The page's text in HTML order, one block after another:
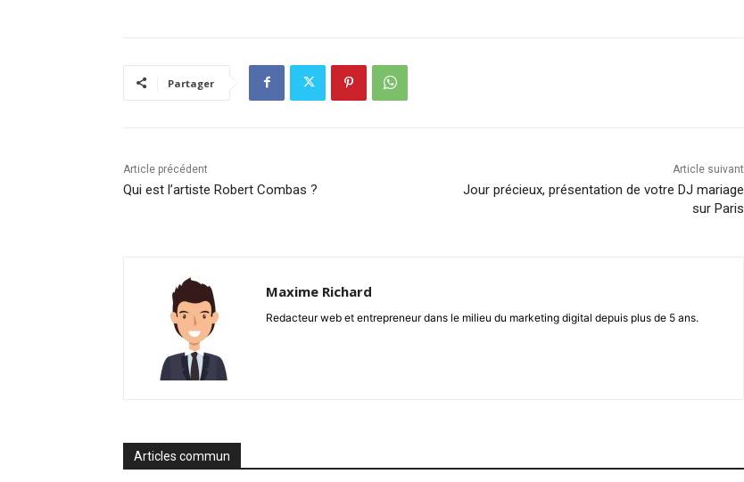
Partager
Article précédent
Qui est l’artiste Robert Combas ?
Article suivant
Jour précieux, présentation de votre DJ mariage
sur Paris
Maxime Richard
Redacteur web et entrepreneur dans le milieu du marketing digital depuis plus de 5 ans.
Articles commun